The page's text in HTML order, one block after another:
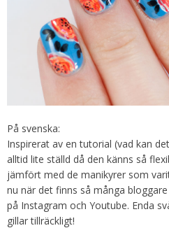
På svenska:
Inspirerat av en tutorial (vad kan
alltid lite ställd då den känns så
jämfört med de manikyrer som
nu när det finns så många
på Instagram och Youtube. Enda
gillar tillräckligt!